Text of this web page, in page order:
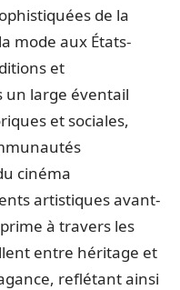
de la
mode aux États-
et
un large éventail
et sociales,
cinéma
artistiques avant-
à travers les
entre héritage et
reflétant ainsi